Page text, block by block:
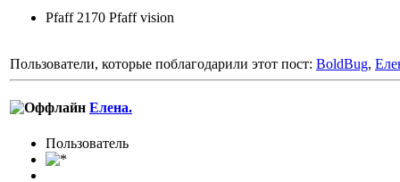
Pfaff 2170 Pfaff vision
Пользователи, которые поблагодарили этот пост: BoldBug,
Елена.
Пользовaтeль